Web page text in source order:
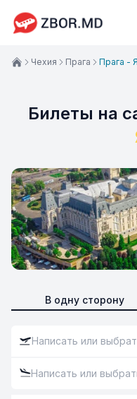
Билеты на
В одну сторону
Чехия Прага Прага -